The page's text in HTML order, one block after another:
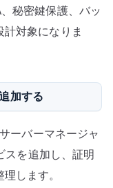
秘密鍵保護、バッ
対象になりま
加する
ーバーマネージャ
を追加し、証明
します。